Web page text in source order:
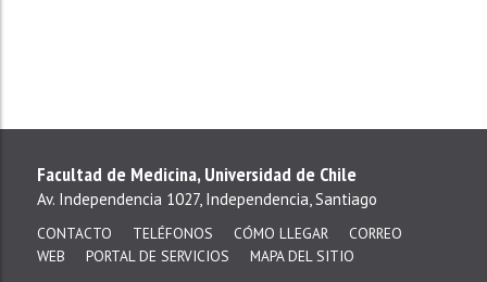
Facultad de Medicina, Universidad de Chile
Av. Independencia 1027, Independencia, Santiago
CONTACTO TELÉFONOS CÓMO LLEGAR
CORREO
WEB
PORTAL DE SERVICIOS MAPA DEL SITIO